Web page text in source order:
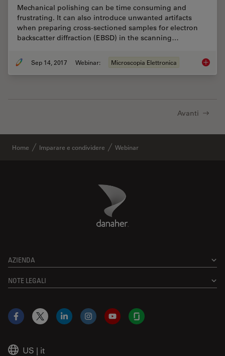
Mechanical polishing can be time consuming and
frustrating. It can also introduce unwanted artifacts
when preparing cross-sectioned samples for electron
backscatter diffraction (EBSD) in the scanning…
Sep 14, 2017 Webinar: Microscopia Elettronica
Avanti
Home Imparare e condividere Webinar
Danaher Logo
AZIENDA
NOTE LEGALI
US | it
Facebook
X LinkedInInstagramYouTubeGlassdoor